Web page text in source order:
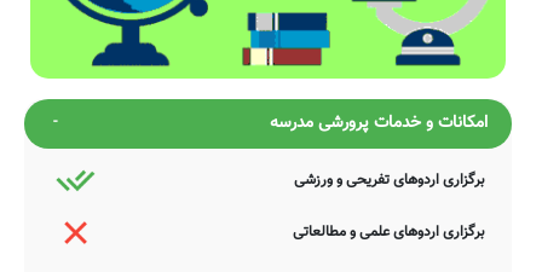
امکانات و خدمات پرورشی مدرسه
برگزاری اردوهای تفریحی و ورزشی
برگزاری اردوهای علمی و مطالعاتی